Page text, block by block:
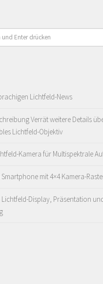
Lichtfeld-News
Verrät weitere Details
Lichtfeld-Objektiv
Kamera für Multispektrale
mit 4×4 Kamera-
Display, Präsentation